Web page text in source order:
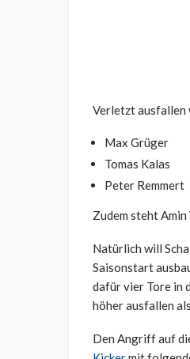
Verletzt ausfallen
Max Grüger
Tomas Kalas
Peter Remmert
Zudem steht
Natürlich will
Saisonstart
dafür vier Tore in
höher ausfallen
Den Angriff auf